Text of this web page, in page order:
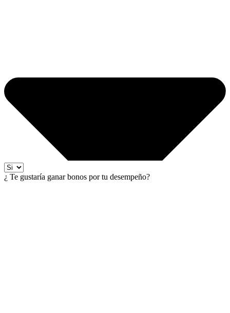
¿ Te gustaría ganar bonos por tu desempeño?